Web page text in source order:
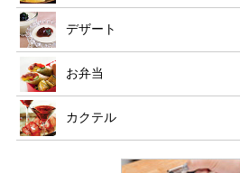
デザート
お弁当
カクテル